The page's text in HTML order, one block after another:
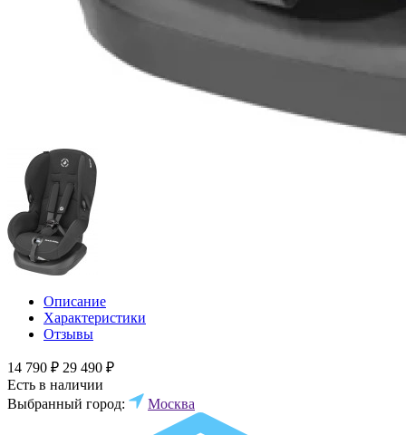
Описание
Характеристики
Отзывы
14 790 ₽ 29 490 ₽
Есть в наличии
Выбранный город:
Москва